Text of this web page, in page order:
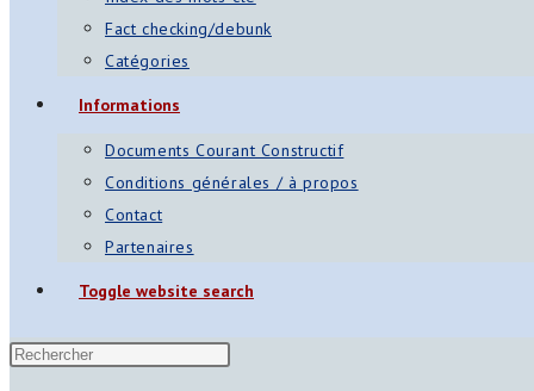
Fact checking/debunk
Catégories
Informations
Documents Courant Constructif
Conditions générales / à propos
Contact
Partenaires
Toggle website search